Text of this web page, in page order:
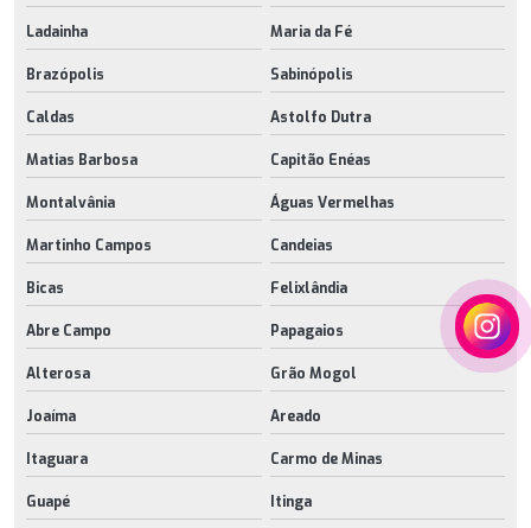
Ladainha Maria da Fé
Brazópolis Sabinópolis
Caldas Astolfo Dutra
Matias Barbosa Capitão Enéas
Montalvânia Águas Vermelhas
Martinho Campos Candeias
Bicas Felixlândia
Abre Campo Papagaios
Alterosa Grão Mogol
Joaíma Areado
Itaguara Carmo de Minas
Guapé Itinga